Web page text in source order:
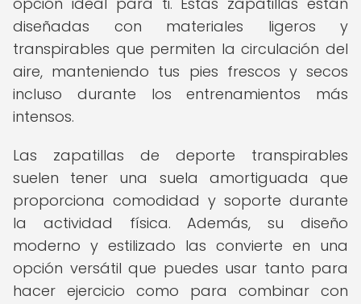
diseñadas con materiales ligeros y
transpirables que permiten la circulación del
aire, manteniendo tus pies frescos y secos
incluso durante los entrenamientos más
intensos.
Las zapatillas de deporte transpirables
suelen tener una suela amortiguada que
proporciona comodidad y soporte durante
la actividad física. Además, su diseño
moderno y estilizado las convierte en una
opción versátil que puedes usar tanto para
hacer ejercicio como para combinar con